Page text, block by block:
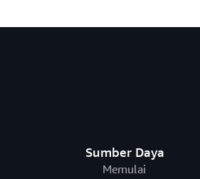
Sumber Daya
Memulai